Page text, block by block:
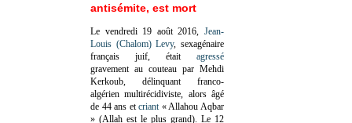
antisémite, est mort
Le vendredi 19 août 2016, Jean-
Louis (Chalom) Levy, sexagénaire
français juif, était agressé
gravement au couteau par Mehdi
Kerkoub, délinquant franco-
algérien multirécidiviste, alors âgé
de 44 ans etcriant « Allahou Aqbar
» (Allah est le plus grand). Le 12